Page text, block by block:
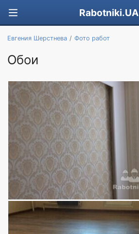
Rabotniki.UA
Евгения Шерстнева Фото работ
Обои